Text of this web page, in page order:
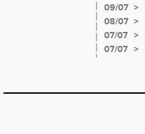
09/07 >
08/07 >
07/07 >
07/07 >